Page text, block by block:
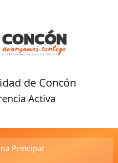
de Concón
Activa
Principal